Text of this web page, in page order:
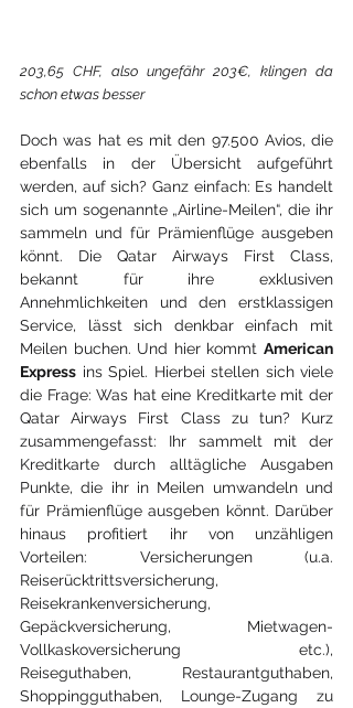
203,65 CHF, also ungefähr 203€, klingen da
schon etwas besser
Doch was hat es mit den 97.500 Avios, die
ebenfalls in der Übersicht aufgeführt
werden, auf sich? Ganz einfach: Es handelt
sich um sogenannte „Airline-Meilen“, die ihr
sammeln und für Prämienflüge ausgeben
könnt. Die Qatar Airways First Class,
bekannt für ihre exklusiven
Annehmlichkeiten und den erstklassigen
Service, lässt sich denkbar einfach mit
Meilen buchen. Und hier kommt American
Express ins Spiel. Hierbei stellen sich viele
die Frage: Was hat eine Kreditkarte mit der
Qatar Airways First Class zu tun? Kurz
zusammengefasst: Ihr sammelt mit der
Kreditkarte durch alltägliche Ausgaben
Punkte, die ihr in Meilen umwandeln und
für Prämienflüge ausgeben könnt. Darüber
hinaus profitiert ihr von unzähligen
Vorteilen: Versicherungen (u.a.
Reiserücktrittsversicherung,
Reisekrankenversicherung,
Gepäckversicherung, Mietwagen-
Vollkaskoversicherung etc.),
Reiseguthaben, Restaurantguthaben,
Shoppingguthaben, Lounge-Zugang zu